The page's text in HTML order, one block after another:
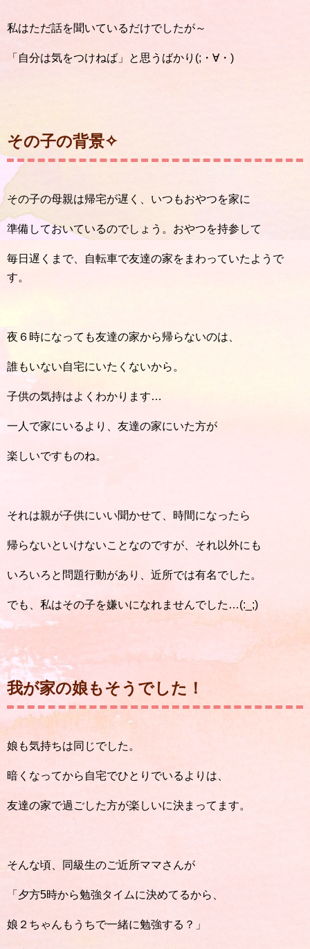
私はただ話を聞いているだけでしたが～
「自分は気をつけねば」と思うばかり(;・∀・)
その子の背景✧
その子の母親は帰宅が遅く、いつもおやつを家に
準備しておいているのでしょう。おやつを持参して
毎日遅くまで、自転車で友達の家をまわっていたようで
す。
夜６時になっても友達の家から帰らないのは、
誰もいない自宅にいたくないから。
子供の気持はよくわかります…
一人で家にいるより、友達の家にいた方が
楽しいですものね。
それは親が子供にいい聞かせて、時間になったら
帰らないといけないことなのですが、それ以外にも
いろいろと問題行動があり、近所では有名でした。
でも、私はその子を嫌いになれませんでした…(:_;)
我が家の娘もそうでした！
娘も気持ちは同じでした。
暗くなってから自宅でひとりでいるよりは、
友達の家で過ごした方が楽しいに決まってます。
そんな頃、同級生のご近所ママさんが
「夕方5時から勉強タイムに決めてるから、
娘２ちゃんもうちで一緒に勉強する？」